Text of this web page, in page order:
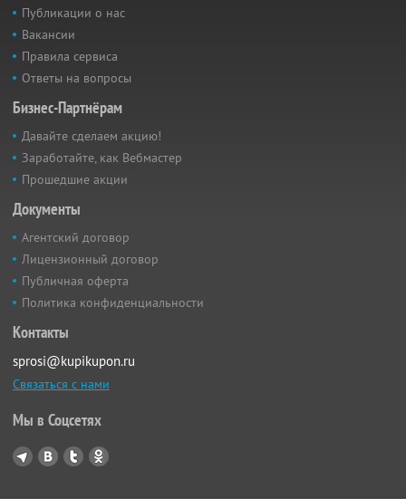
Публикации о нас
Вакансии
Правила сервиса
Ответы на вопросы
Бизнес-Партнёрам
Давайте сделаем акцию!
Заработайте, как Вебмастер
Прошедшие акции
Документы
Агентский договор
Лицензионный договор
Публичная оферта
Политика конфиденциальности
Контакты
sprosi@kupikupon.ru
Связаться с нами
Мы в Соцсетях